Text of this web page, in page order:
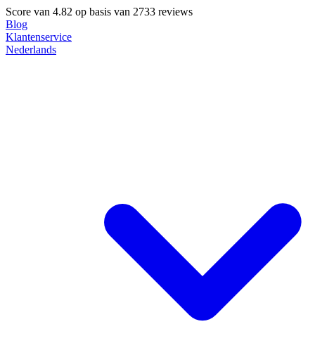
Score van 4.82 op basis van 2733 reviews
Blog
Klantenservice
Nederlands